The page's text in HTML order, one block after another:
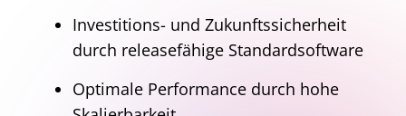
Investitions- und Zukunftssicherheit
durch releasefähige Standardsoftware
Optimale Performance durch hohe